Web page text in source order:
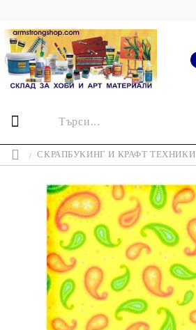
СКРАПБУКИНГ И КРАФТ ТЕХНИКИ